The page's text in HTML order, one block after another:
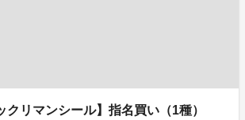
クリマンシール】指名買い（1種）